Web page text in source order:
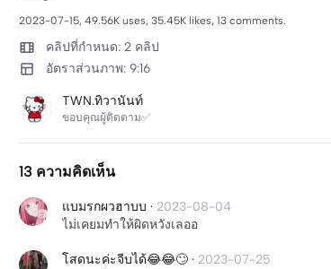
2023-07-15, 49.56K uses, 35.45K likes, 13 comments.
คลิปที่กำหนด: 2 คลิป
อัตราส่วนภาพ: 9:16
TWN.ทิวานันท์
ขอบคุณผู้ติดตาม✅
13 ความคิดเห็น
แบมรกผวฮาบบ · 2023-08-04
ไม่เคยมทำให้ผิดหวังเลออ
โสดนะค่ะจีบได้😂😂🙄 · 2023-07-25